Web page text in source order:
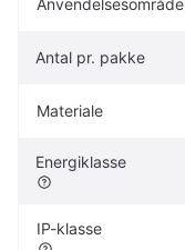
Anvendelsesområde
Antal pr. pakke
Materiale
Energiklasse
IP-klasse